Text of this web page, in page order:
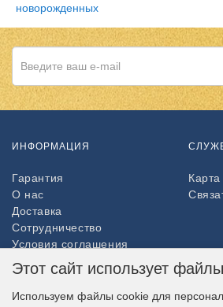
новорожденных
ИНФОРМАЦИЯ
Гарантия
О нас
Доставка
Сотрудничество
Условия соглашения
Возврат товара
Карта
Этот сайт использует
Используем файлы cookie для